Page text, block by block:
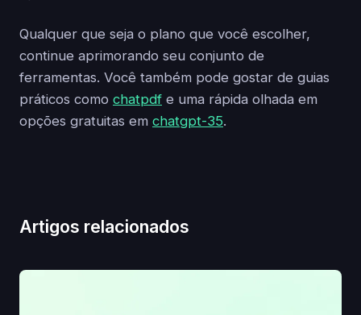
Qualquer que seja o plano que você escolher,
continue aprimorando seu conjunto de
ferramentas. Você também pode gostar de guias
práticos como chatpdf e uma rápida olhada em
opções gratuitas em chatgpt-35.
Artigos relacionados